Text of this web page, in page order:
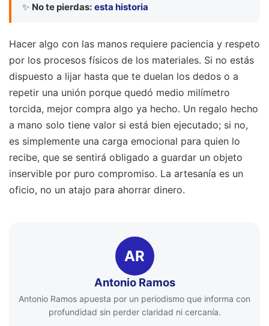
✨ No te pierdas: esta historia
Hacer algo con las manos requiere paciencia y respeto
por los procesos físicos de los materiales. Si no estás
dispuesto a lijar hasta que te duelan los dedos o a
repetir una unión porque quedó medio milímetro
torcida, mejor compra algo ya hecho. Un regalo hecho
a mano solo tiene valor si está bien ejecutado; si no,
es simplemente una carga emocional para quien lo
recibe, que se sentirá obligado a guardar un objeto
inservible por puro compromiso. La artesanía es un
oficio, no un atajo para ahorrar dinero.
AR
Antonio Ramos
Antonio Ramos apuesta por un periodismo que informa con
profundidad sin perder claridad ni cercanía.